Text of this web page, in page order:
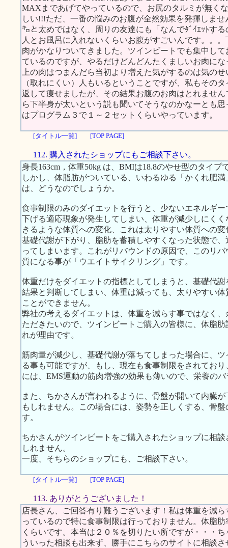
MAXまであげてやっているので、お尻のタルミが無く
しい!!!ただ、一番の悩みのお腹が全然効果を発揮しま
㌔と太めではなく、周りの友達にも「なんでﾀﾞｲｴｯﾄす
人とお風呂に入れないくらいお腹がすごいんです。。
肉がかなりついてきました。ツインビートでも集中し
ているのですが、やるだけどんどんたくましいお肉に
上の肉はつまんだら当初より増えた気がするのは気の
（取れにくい）人もいるということですが、私もその
返して痩せましたが、その結果お腹のお肉はとれませ
ら下半身が太いという説も聞いてそうなのかなーとも
はプログラム３で１～２セットくらいやっています。
[タイトル一覧] [TOP PAGE]
112. 購入されたショップにもご相談下さい。
身長163cm，体重50kg は、BMIは18.8のやせ型のタイプ
しかし、体脂肪がついている、いわるゆる「かくれ肥
は、どうなのでしょうか。
食事制限のみのダイエットを行うと、少ないエネルギ
下げる適応現象が発生してしまい、体重が減少しにく
きるような体質への変化、これは太りやすい体質への変
基礎代謝が下がり、脂肪を蓄積しやすくなった状態で
ってしまいます。これがリバウンドの原因で、このリ
質になる事が「ウエイトサイクリング」です。
体重だけをダイエットの指標としてしまうと、基礎代
結果と判断してしまい、体重は減っても、太りやすい
ことができません。
弊社の考えるダイエットは、体重を減らす事ではなく
ただきたいので、ツインビートご購入の皆様に、体脂
れが理由です。
筋肉量が減少し、基礎代謝が落ちてしまった場合に、
る事も可能ですが、もし、現在も食事制限をされてお
には、EMS運動の筋肉増強の効果も薄いので、栄養の
また、ちかさんが言われるように、骨盤が開いて内臓
もしれません。この場合には、姿勢を正しくする、骨
す。
ちかさんがツインビートをご購入されたショップに相
しれません。
一度、そちらのショップにも、ご相談下さい。
[タイトル一覧] [TOP PAGE]
113. ありがとうございました！
店長さん、ご回答有り難うございます！私は体重を減
っているので特に食事制限は行っておりません。体脂
くらいです。本当は２０％を切りたい所ですが・・・
ういった相談も出来ず、勝手にこちらのサイトに相談